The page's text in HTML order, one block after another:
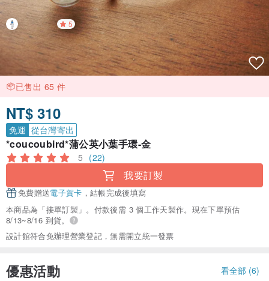
5
已售出 65 件
NT$ 310
免運 從台灣寄出
*coucoubird*蒲公英小葉手環-金
5 (22)
我要訂製
免費贈送電子賀卡 ，結帳完成後填寫
本商品為「接單訂製」。付款後需 3 個工作天製作。現在下單預估
8/13~8/16 到貨。
設計館符合免辦理營業登記，無需開立統一發票
優惠活動 看全部 (6)